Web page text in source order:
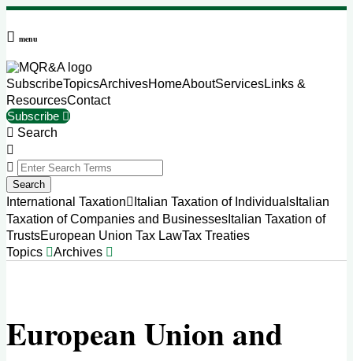
Skip
content
menu
SubscribeTopicsArchivesHomeAboutServicesLinks &
ResourcesContact
Subscribe
Search
Enter
Search
Terms
Search
International Taxation
Sub-
Menu
Italian Taxation of Individuals Italian
Taxation of Companies and Businesses Italian Taxation of
TrustsEuropean Union Tax LawTax Treaties
Topics
Archives
European Union and